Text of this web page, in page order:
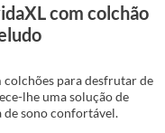
com colchão
colchões para desfrutar de
lhe uma solução de
de sono confortável.